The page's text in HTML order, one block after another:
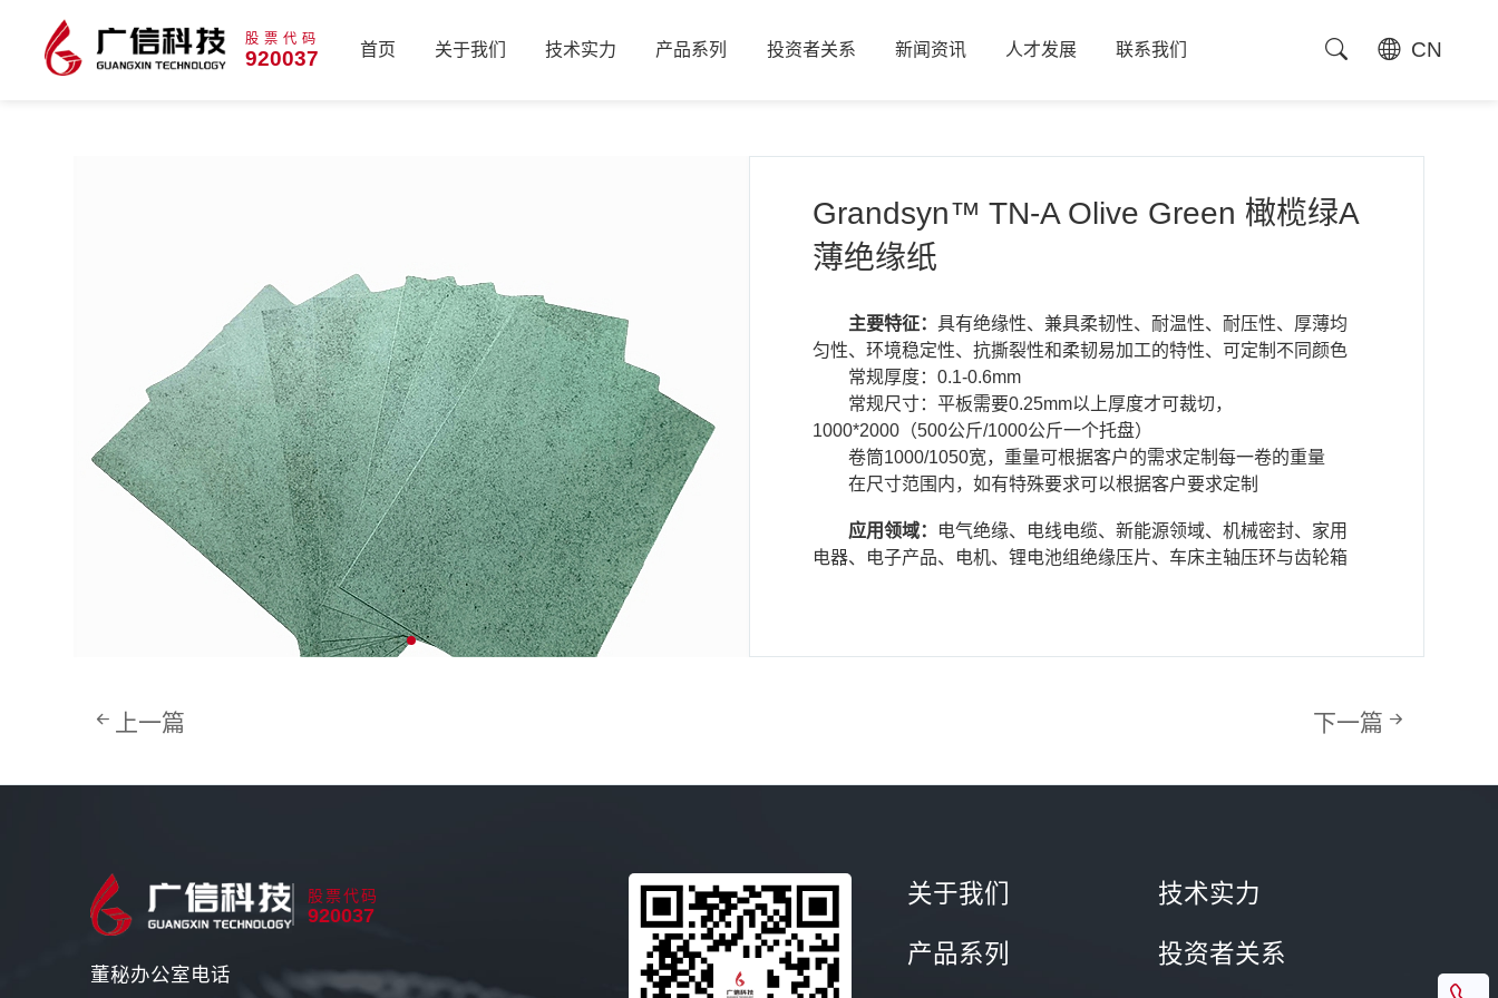
股票代码
920037 首页 关于我们 技术实力 产品系列 投资者关系 新闻资讯 人才发展 联系我们 CN
Grandsyn™ TN-A Olive Green 橄榄绿A
薄绝缘纸
主要特征： 具有绝缘性、兼具柔韧性、耐温性、耐压性、厚薄均
匀性、环境稳定性、抗撕裂性和柔韧易加工的特性、可定制不同颜色
常规厚度：0.1-0.6mm
常规尺寸：平板需要0.25mm以上厚度才可裁切，
1000*2000（500公斤/1000公斤一个托盘）
卷筒1000/1050宽，重量可根据客户的需求定制每一卷的重量
在尺寸范围内，如有特殊要求可以根据客户要求定制
应用领域：
电气绝缘、电线电缆、新能源领域、机械密封、家用
电器、电子产品、电机、锂电池组绝缘压片、车床主轴压环与齿轮箱
上一篇 下一篇
股票代码
920037
董秘办公室电话
关于我们 技术实力
产品系列 投资者关系